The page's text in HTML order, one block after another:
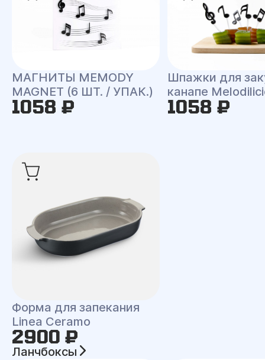
МАГНИТЫ MEMODY
MAGNET (6 ШТ. / УПАК.)
1058 ₽
Шпажки для
канапе
1058 ₽
Форма для запекания
Linea Ceramo
2900 ₽
Ланчбоксы